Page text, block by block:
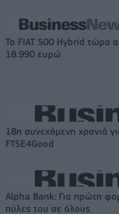
Το FIAT 500 Hybrid τώρα
18.990 ευρώ
18η συνεχόμενη χρονιά
FTSE4Good
Alpha Bank: Για πρώτη
πύλες του σε όλους